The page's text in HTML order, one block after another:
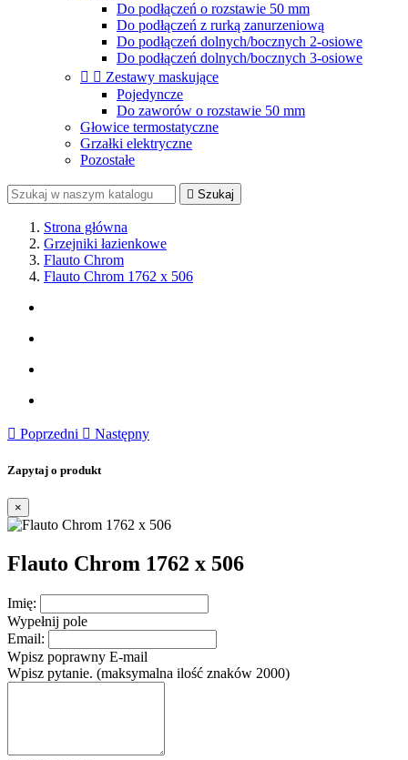
Do podłączeń o rozstawie 50 mm
Do podłączeń z rurką zanurzeniową
Do podłączeń dolnych/bocznych 2-osiowe
Do podłączeń dolnych/bocznych 3-osiowe
  Zestawy maskujące
Pojedyncze
Do zaworów o rozstawie 50 mm
Głowice termostatyczne
Grzałki elektryczne
Pozostałe
 Szukaj
Strona główna
Grzejniki łazienkowe
Flauto Chrom
Flauto Chrom 1762 x 506
 Poprzedni  Następny
Zapytaj o produkt
×
Flauto Chrom 1762 x 506
Imię:
Wypełnij pole
Email:
Wpisz poprawny E-mail
Wpisz pytanie. (maksymalna ilość znaków 2000)